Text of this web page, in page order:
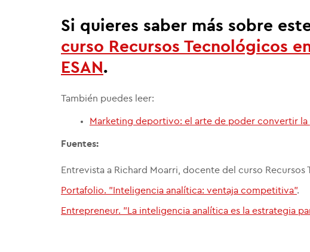
Si quieres saber más sobre
curso Recursos Tecnológicos
ESAN .
También puedes leer:
Marketing deportivo: el arte de poder convertir la
Fuentes:
Entrevista a Richard Moarri, docente del curso Recursos
Portafolio. "Inteligencia analítica: ventaja competitiva".
Entrepreneur. "La inteligencia analítica es la estrategia